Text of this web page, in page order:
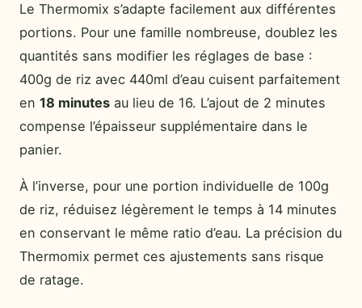
Le Thermomix s’adapte facilement aux différentes
portions. Pour une famille nombreuse, doublez les
quantités sans modifier les réglages de base :
400g de riz avec 440ml d’eau cuisent parfaitement
en 18 minutes au lieu de 16. L’ajout de 2 minutes
compense l’épaisseur supplémentaire dans le
panier.
À l’inverse, pour une portion individuelle de 100g
de riz, réduisez légèrement le temps à 14 minutes
en conservant le même ratio d’eau. La précision du
Thermomix permet ces ajustements sans risque
de ratage.